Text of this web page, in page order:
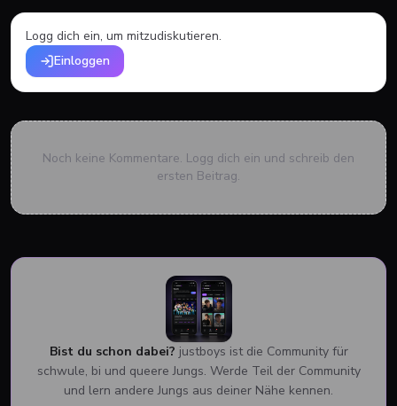
Logg dich ein, um mitzudiskutieren.
Einloggen
Noch keine Kommentare. Logg dich ein und schreib den
ersten Beitrag.
Bist du schon dabei? justboys ist die Community für
schwule, bi und queere Jungs. Werde Teil der Community
und lern andere Jungs aus deiner Nähe kennen.